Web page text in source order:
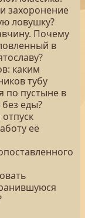
захоронение
ловушку?
Почему
в
каким
тубу
по пустыне в
еды?
её